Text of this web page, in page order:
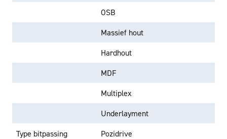
OSB
Massief hout
Hardhout
MDF
Multiplex
Underlayment
Type bitpassing
Pozidrive